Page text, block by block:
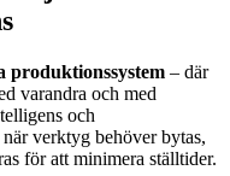
produktionssystem – där
varandra och med
och
verktyg behöver bytas,
för att minimera ställtider.